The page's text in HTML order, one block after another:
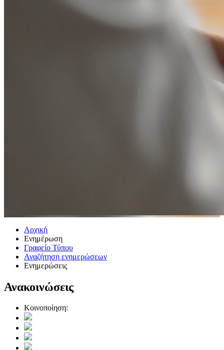
Αρχική
Ενημέρωση
Γραφείο Τύπου
Αναζήτηση ενημερώσεων
Ενημερώσεις
Ανακοινώσεις
Κοινοποίηση: